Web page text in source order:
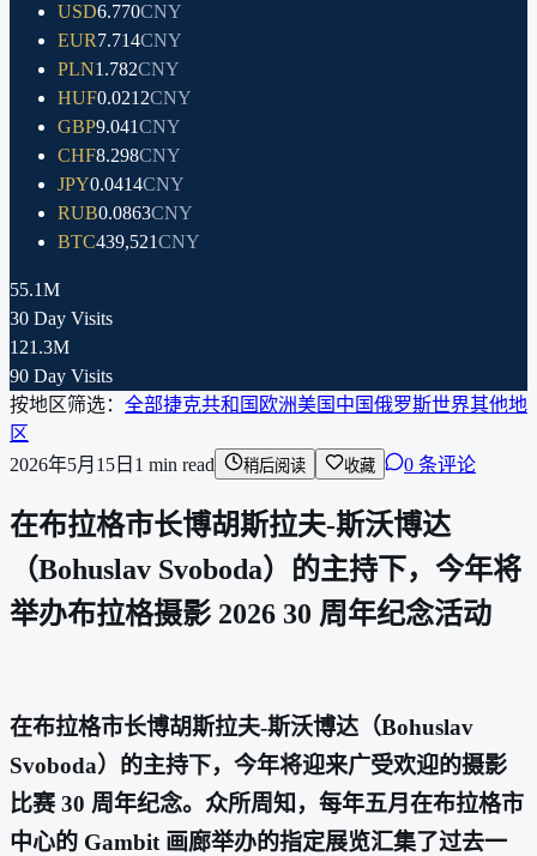
USD6.770CNY
EUR7.714CNY
PLN1.782CNY
HUF0.0212CNY
GBP9.041CNY
CHF8.298CNY
JPY0.0414CNY
RUB0.0863CNY
BTC439,521CNY
55.1M
30 Day Visits
121.3M
90 Day Visits
按地区筛选： 全部捷克共和国 欧洲美国 中国俄罗斯世界其他地
区
2026年5月15日 1 min read 稍后阅读 收藏 0 条评论
在布拉格市长博胡斯拉夫-斯沃博达
（Bohuslav Svoboda）的主持下，今年将
举办布拉格摄影 2026 30 周年纪念活动
在布拉格市长博胡斯拉夫-斯沃博达（Bohuslav
Svoboda）的主持下，今年将迎来广受欢迎的摄影
比赛 30 周年纪念。众所周知，每年五月在布拉格市
中心的 Gambit 画廊举办的指定展览汇集了过去一